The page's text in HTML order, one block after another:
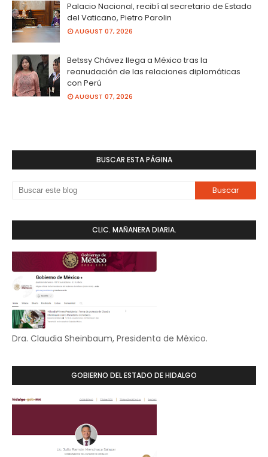
Palacio Nacional, recibí al secretario de Estado
del Vaticano, Pietro Parolin
AUGUST 07, 2026
Betssy Chávez llega a México tras la
reanudación de las relaciones diplomáticas
con Perú
AUGUST 07, 2026
BUSCAR ESTA PÁGINA
CLIC. MAÑANERA DIARIA.
Dra. Claudia Sheinbaum, Presidenta de México.
GOBIERNO DEL ESTADO DE HIDALGO